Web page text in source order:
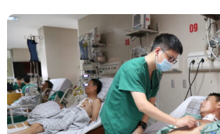
Phẫu Thuật Nội Soi Thay Van Tim
Vững Chắc Của Khoa Phẫu
Lồng Ngực BVĐK Tỉnh